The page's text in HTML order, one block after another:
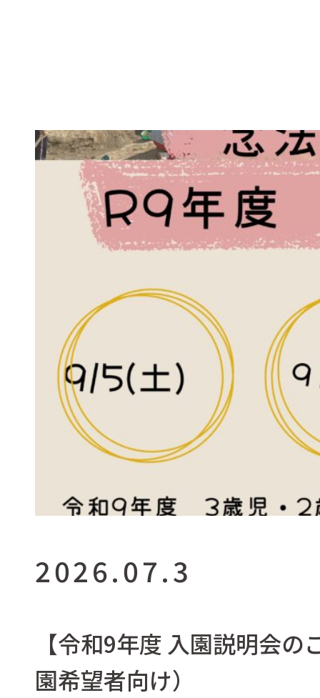
2026.07.3
【令和9年度 入園説明会
園希望者向け）